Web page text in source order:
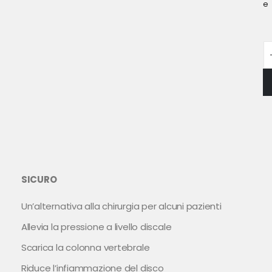
e
SICURO
Un’alternativa alla chirurgia per alcuni pazienti
Allevia la pressione a livello discale
Scarica la colonna vertebrale
Riduce l’infiammazione del disco